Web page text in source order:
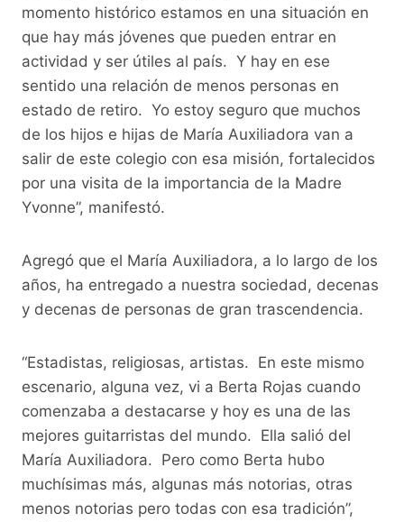
momento histórico estamos en una situación en
que hay más jóvenes que pueden entrar en
actividad y ser útiles al país. Y hay en ese
sentido una relación de menos personas en
estado de retiro. Yo estoy seguro que muchos
de los hijos e hijas de María Auxiliadora van a
salir de este colegio con esa misión, fortalecidos
por una visita de la importancia de la Madre
Yvonne”, manifestó.
Agregó que el María Auxiliadora, a lo largo de los
años, ha entregado a nuestra sociedad, decenas
y decenas de personas de gran trascendencia.
“Estadistas, religiosas, artistas. En este mismo
escenario, alguna vez, vi a Berta Rojas cuando
comenzaba a destacarse y hoy es una de las
mejores guitarristas del mundo. Ella salió del
María Auxiliadora. Pero como Berta hubo
muchísimas más, algunas más notorias, otras
menos notorias pero todas con esa tradición”,